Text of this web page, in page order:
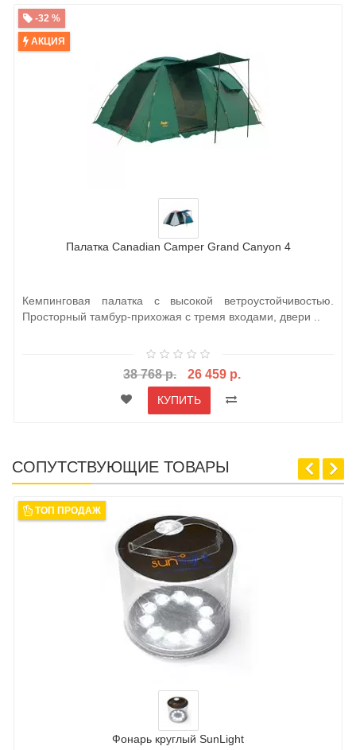
-32 %
АКЦИЯ
Палатка Canadian Camper Grand Canyon 4
Кемпинговая палатка с высокой ветроустойчивостью.
Просторный тамбур-прихожая с тремя входами, двери ..
38 768 р. 26 459 р.
КУПИТЬ
СОПУТСТВУЮЩИЕ ТОВАРЫ
ТОП ПРОДАЖ
Фонарь круглый SunLight